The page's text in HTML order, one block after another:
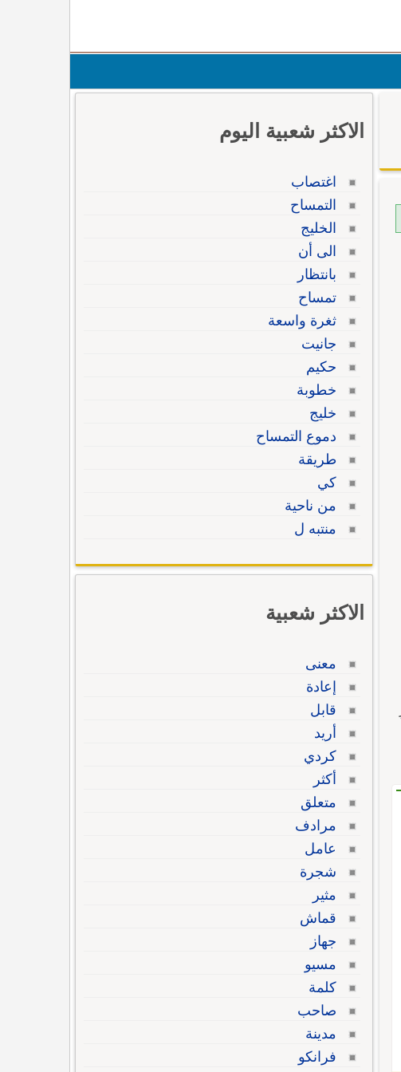
الاكثر شعبية اليوم
اغتصاب
التمساح
الخليج
الى أن
بانتظار
تمساح
ثغرة واسعة
جانيت
حكيم
خطوبة
خليج
دموع التمساح
طريقة
كي
من ناحية
منتبه ل
الاكثر شعبية
معنى
إعادة
قابل
أريد
كردي
أكثر
متعلق
مرادف
عامل
شجرة
مثير
قماش
جهاز
مسيو
كلمة
صاحب
مدينة
فرانكو